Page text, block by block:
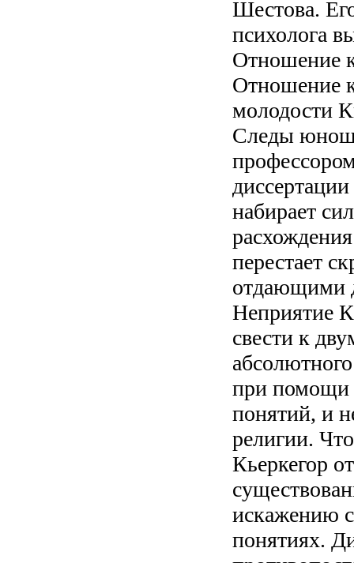
Шестова.
психолога
Отношение
Отношение
молодости
Следы
набирает
перестает
отдающими
Неприятие
свести к
при помощи
понятий, и
религии.
Кьеркегор
искажению
понятиях.